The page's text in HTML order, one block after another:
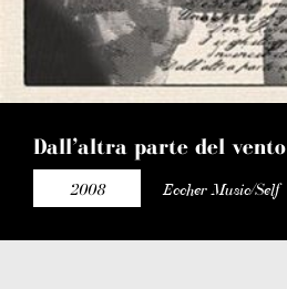
Dall’altra parte del vento
2008 Eccher Music/Self